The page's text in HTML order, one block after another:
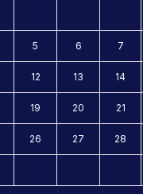
5 6 7
12 13 14
19 20 21
26 27 28